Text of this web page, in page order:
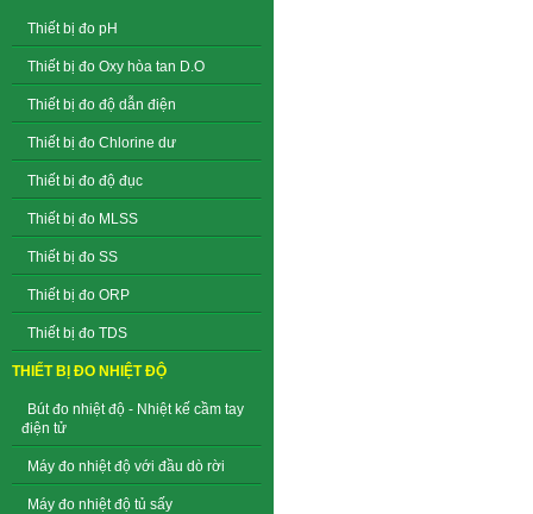
Thiết bị đo pH
Thiết bị đo Oxy hòa tan D.O
Thiết bị đo độ dẫn điện
Thiết bị đo Chlorine dư
Thiết bị đo độ đục
Thiết bị đo MLSS
Thiết bị đo SS
Thiết bị đo ORP
Thiết bị đo TDS
THIẾT BỊ ĐO NHIỆT ĐỘ
Bút đo nhiệt độ - Nhiệt kế cầm tay
điện tử
Máy đo nhiệt độ với đầu dò rời
Máy đo nhiệt độ tủ sấy